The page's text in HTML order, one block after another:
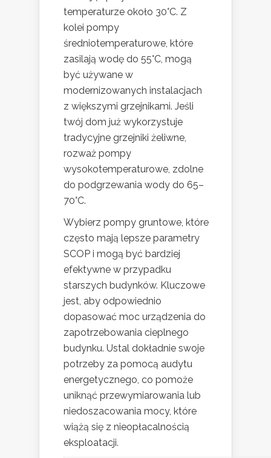
temperaturze około 30°C. Z
kolei pompy
średniotemperaturowe, które
zasilają wodę do 55°C, mogą
być używane w
modernizowanych instalacjach
z większymi grzejnikami. Jeśli
twój dom już wykorzystuje
tradycyjne grzejniki żeliwne,
rozważ pompy
wysokotemperaturowe, zdolne
do podgrzewania wody do 65–
70°C.
Wybierz pompy gruntowe, które
często mają lepsze parametry
SCOP i mogą być bardziej
efektywne w przypadku
starszych budynków. Kluczowe
jest, aby odpowiednio
dopasować moc urządzenia do
zapotrzebowania cieplnego
budynku. Ustal dokładnie swoje
potrzeby za pomocą audytu
energetycznego, co pomoże
uniknąć przewymiarowania lub
niedoszacowania mocy, które
wiążą się z nieopłacalnością
eksploatacji.